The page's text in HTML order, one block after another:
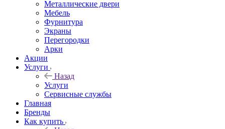
Металлические двери
Мебель
Фурнитура
Экраны
Перегородки
Арки
Акции
Услуги
Назад
Услуги
Сервисные службы
Главная
Бренды
Как купить